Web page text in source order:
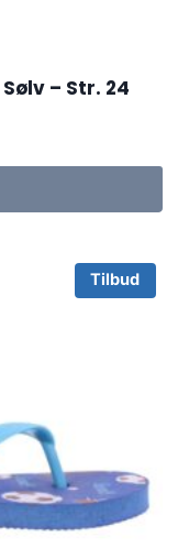
– Str. 24
Tilbud